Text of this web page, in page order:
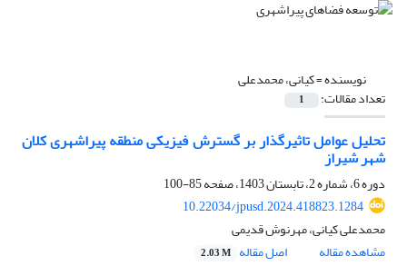
نویسنده =کیانی، محمدعلی
تعداد مقالات: 1
تحلیل عوامل تاثیرگذار بر گسترش فیزیکی منطقه پیراشهری کلان
شهر شیراز
دوره 6، شماره 2، تابستان 1403، صفحه
85-100
10.22034/jpusd.2024.418823.1284
محمدعلی کیانی، مهرنوش قدیمی
مشاهده مقاله
اصل مقاله 2.03 M